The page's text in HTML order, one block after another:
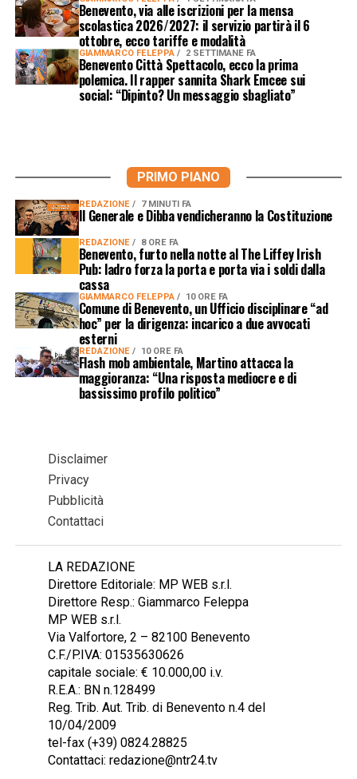
Benevento, via alle iscrizioni per la mensa
scolastica 2026/2027: il servizio partirà il 6
ottobre, ecco tariffe e modalità
GIAMMARCO FELEPPA 2 SETTIMANE FA
Benevento Città Spettacolo, ecco la prima
polemica. Il rapper sannita Shark Emcee sui
social: “Dipinto? Un messaggio sbagliato”
PRIMO PIANO
REDAZIONE 7 MINUTI FA
Il Generale e Dibba vendicheranno la Costituzione
REDAZIONE 8 ORE FA
Benevento, furto nella notte al The Liffey Irish
Pub: ladro forza la porta e porta via i soldi dalla
cassa
GIAMMARCO FELEPPA 10 ORE FA
Comune di Benevento, un Ufficio disciplinare “ad
hoc” per la dirigenza: incarico a due avvocati
esterni
REDAZIONE 10 ORE FA
Flash mob ambientale, Martino attacca la
maggioranza: “Una risposta mediocre e di
bassissimo profilo politico”
Disclaimer
Privacy
Pubblicità
Contattaci
LA REDAZIONE
Direttore Editoriale: MP WEB s.r.l.
Direttore Resp.: Giammarco Feleppa
MP WEB s.r.l.
Via Valfortore, 2 – 82100 Benevento
C.F./P.IVA: 01535630626
capitale sociale: € 10.000,00 i.v.
R.E.A.: BN n.128499
Reg. Trib. Aut. Trib. di Benevento n.4 del
10/04/2009
tel-fax (+39) 0824.28825
Contattaci: redazione@ntr24.tv